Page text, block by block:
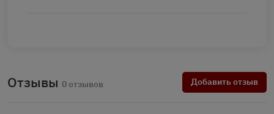
Отзывы 0 отзывов Добавить отзыв